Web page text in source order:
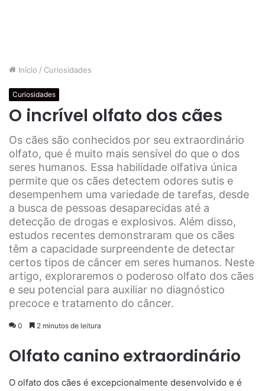
Início / Curiosidades
Curiosidades
O incrível olfato dos cães
Os cães são conhecidos por seu extraordinário
olfato, que é muito mais sensível do que o dos
seres humanos. Essa habilidade olfativa única
permite que os cães detectem odores sutis e
desempenhem uma variedade de tarefas, desde
a busca de pessoas desaparecidas até a
detecção de drogas e explosivos. Além disso,
estudos recentes demonstraram que os cães
têm a capacidade surpreendente de detectar
certos tipos de câncer em seres humanos. Neste
artigo, exploraremos o poderoso olfato dos cães
e seu potencial para auxiliar no diagnóstico
precoce e tratamento do câncer.
0 2 minutos de leitura
Olfato canino extraordinário
O olfato dos cães é excepcionalmente desenvolvido e é